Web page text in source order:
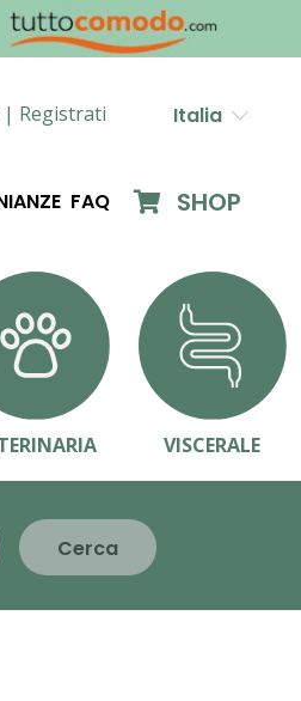
| Registrati Italia
FAQ SHOP
VISCERALE
Cerca